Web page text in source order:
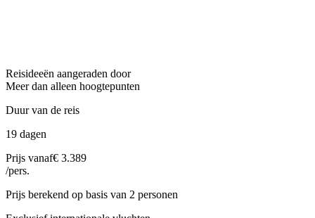
Reisideeën aangeraden door
Meer dan alleen hoogtepunten
Duur van de reis
19 dagen
Prijs vanaf€ 3.389
/pers.
Prijs berekend op basis van 2 personen